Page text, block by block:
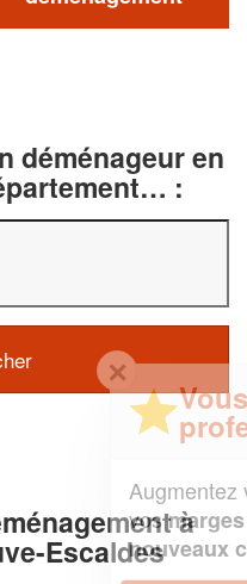
déménageur en
:
à
Escaldes
un
chiffre d'affaireset
en gagnant de
!